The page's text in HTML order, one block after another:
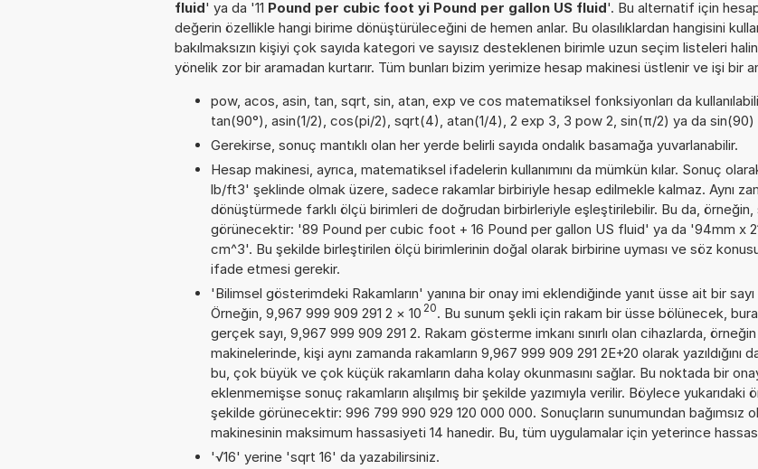
fluid' ya da '11 Pound per cubic foot yi Pound per gallon US fluid'. Bu alternatif için
değerin özellikle hangi birime dönüştürüleceğini de hemen anlar. Bu olasılıklardan hangisini
bakılmaksızın kişiyi çok sayıda kategori ve sayısız desteklenen birimle uzun seçim listeleri
yönelik zor bir aramadan kurtarır. Tüm bunları bizim yerimize hesap makinesi üstlenir ve işi bir
pow, acos, asin, tan, sqrt, sin, atan, exp ve cos matematiksel fonksiyonları da
tan(90°), asin(1/2), cos(pi/2), sqrt(4), atan(1/4), 2 exp 3, 3 pow 2, sin(π/2) ya da sin(90)
Gerekirse, sonuç mantıklı olan her yerde belirli sayıda ondalık basamağa yuvarlanabilir.
Hesap makinesi, ayrıca, matematiksel ifadelerin kullanımını da mümkün kılar. Sonuç
lb/ft3' şeklinde olmak üzere, sadece rakamlar birbiriyle hesap edilmekle kalmaz. Aynı
dönüştürmede farklı ölçü birimleri de doğrudan birbirleriyle eşleştirilebilir. Bu da,
görünecektir: '89 Pound per cubic foot + 16 Pound per gallon US fluid' ya da '94mm x
cm^3'. Bu şekilde birleştirilen ölçü birimlerinin doğal olarak birbirine uyması ve söz
ifade etmesi gerekir.
'Bilimsel gösterimdeki Rakamların' yanına bir onay imi eklendiğinde yanıt üsse ait bir sayı
Örneğin, 9,967 999 909 291 2 × 10 20. Bu sunum şekli için rakam bir üsse bölünecek,
gerçek sayı, 9,967 999 909 291 2. Rakam gösterme imkanı sınırlı olan cihazlarda,
makinelerinde, kişi aynı zamanda rakamların 9,967 999 909 291 2E+20 olarak yazıldığını
bu, çok büyük ve çok küçük rakamların daha kolay okunmasını sağlar. Bu noktada bir
eklenmemişse sonuç rakamların alışılmış bir şekilde yazımıyla verilir. Böylece yukarıdaki
şekilde görünecektir: 996 799 990 929 120 000 000. Sonuçların sunumundan bağımsız
makinesinin maksimum hassasiyeti 14 hanedir. Bu, tüm uygulamalar için yeterince
'√16' yerine 'sqrt 16' da yazabilirsiniz.